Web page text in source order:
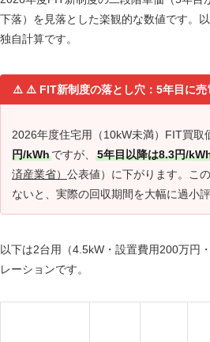
下落）を見落とした楽観的な数値です。
独自計算です。
⚠️ FIT新制度の落とし穴：5年目に売
2026年度住宅用（10kW未満）FIT買取
円/kWhですが、 5年目以降は8.3円/
済産業省） 公表値）に下がります。こ
ないと、実際の回収期間を大幅に過小
以下は2台用（4.5kW・設置費用200万円
レーションです。